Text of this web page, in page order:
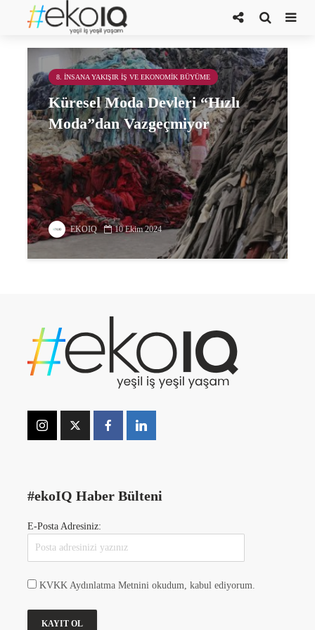
ucuz
8. İNSANA YAKIŞIR İŞ VE EKONOMIK BÜYÜME
Küresel Moda Devleri “Hızlı
Moda”dan Vazgeçmiyor
EKOIQ 10 Ekim 2024
#ekoIQ Haber Bülteni
E-Posta Adresiniz:
KVKK Aydınlatma Metnini okudum, kabul ediyorum.